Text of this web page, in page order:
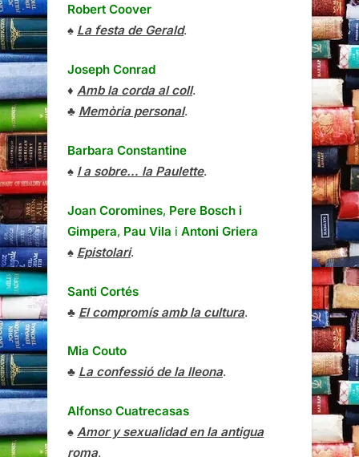
Robert Coover
♠ La festa de Gerald.
Joseph Conrad
♦ Amb la corda al coll.
♣ Memòria personal.
Barbara Constantine
♠ I a sobre… la Paulette.
Joan Coromines, Pere Bosch i
Gimpera, Pau Vila i Antoni Griera
♠ Epistolari.
Santi Cortés
♣ El compromís amb la cultura.
Mia Couto
♣ La confessió de la lleona.
Alfonso Cuatrecasas
♠ Amor y sexualidad en la antigua
roma.